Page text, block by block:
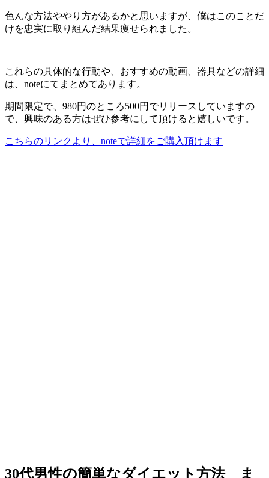
色んな方法ややり方があるかと思いますが、僕はこのことだ
けを忠実に取り組んだ結果痩せられました。
これらの具体的な行動や、おすすめの動画、器具などの詳細
は、noteにてまとめてあります。
期間限定で、980円のところ500円でリリースしていますの
で、興味のある方はぜひ参考にして頂けると嬉しいです。
こちらのリンクより、noteで詳細をご購入頂けます
30代男性の簡単なダイエット方法 ま